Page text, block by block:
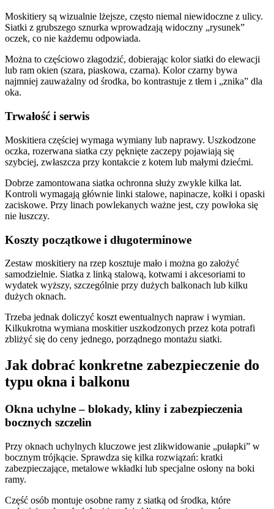
Moskitiery są wizualnie lżejsze, często niemal niewidoczne z ulicy.
Siatki z grubszego sznurka wprowadzają widoczny „rysunek”
oczek, co nie każdemu odpowiada.
Można to częściowo złagodzić, dobierając kolor siatki do elewacji
lub ram okien (szara, piaskowa, czarna). Kolor czarny bywa
najmniej zauważalny od środka, bo kontrastuje z tłem i „znika” dla
oka.
Trwałość i serwis
Moskitiera częściej wymaga wymiany lub naprawy. Uszkodzone
oczka, rozerwana siatka czy pęknięte zaczepy pojawiają się
szybciej, zwłaszcza przy kontakcie z kotem lub małymi dziećmi.
Dobrze zamontowana siatka ochronna służy zwykle kilka lat.
Kontroli wymagają głównie linki stalowe, napinacze, kołki i opaski
zaciskowe. Przy linach powlekanych ważne jest, czy powłoka się
nie łuszczy.
Koszty początkowe i długoterminowe
Zestaw moskitiery na rzep kosztuje mało i można go założyć
samodzielnie. Siatka z linką stalową, kotwami i akcesoriami to
wydatek wyższy, szczególnie przy dużych balkonach lub kilku
dużych oknach.
Trzeba jednak doliczyć koszt ewentualnych napraw i wymian.
Kilkukrotna wymiana moskitier uszkodzonych przez kota potrafi
zbliżyć się do ceny jednego, porządnego montażu siatki.
Jak dobrać konkretne zabezpieczenie do
typu okna i balkonu
Okna uchylne – blokady, kliny i zabezpieczenia
bocznych szczelin
Przy oknach uchylnych kluczowe jest zlikwidowanie „pułapki” w
bocznym trójkącie. Sprawdza się kilka rozwiązań: kratki
zabezpieczające, metalowe wkładki lub specjalne osłony na boki
ramy.
Część osób montuje osobne ramy z siatką od środka, które